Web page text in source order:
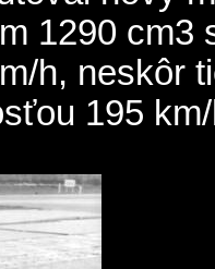
1290 cm3
h, neskôr
195